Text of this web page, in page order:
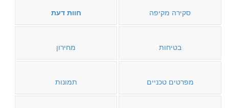
סקירה מקיפה חוות דעת
בטיחות מחירון
מפרטים טכניים תמונות